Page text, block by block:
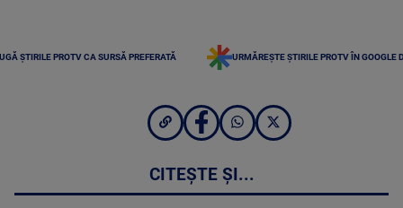
ȘTIRILE PROTV CA SURSĂ PREFERATĂ URMĂREȘTE ȘTIRILE PROTV ÎN GOOGLE
CITEȘTE ȘI...